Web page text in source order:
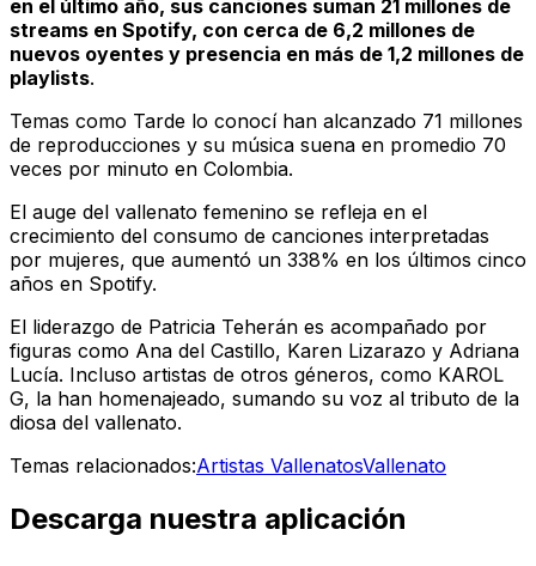
en el último año, sus canciones suman 21 millones de
streams en Spotify, con cerca de 6,2 millones de
nuevos oyentes y presencia en más de 1,2 millones de
playlists.
Temas como Tarde lo conocíhan alcanzado 71 millones
de reproducciones y su música suena en promedio 70
veces por minuto en Colombia.
El auge del vallenato femenino se refleja en el
crecimiento del consumo de canciones interpretadas
por mujeres, que aumentó un 338% en los últimos cinco
años en Spotify.
El liderazgo de Patricia Teherán es acompañado por
figuras como Ana del Castillo, Karen Lizarazo y Adriana
Lucía. Incluso artistas de otros géneros, como KAROL
G, la han homenajeado, sumando su voz al tributo de la
diosa del vallenato.
Temas relacionados:Artistas VallenatosVallenato
Descarga nuestra aplicación